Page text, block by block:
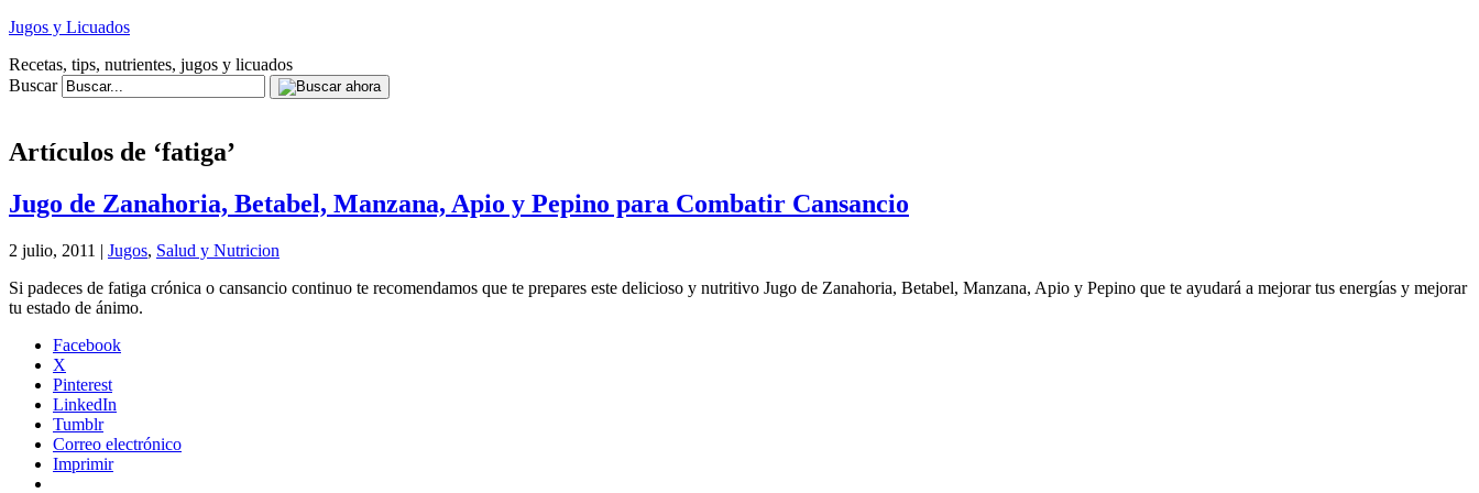
Jugos y Licuados
Recetas, tips, nutrientes, jugos y licuados
Buscar
Artículos de ‘fatiga’
Jugo de Zanahoria, Betabel, Manzana, Apio y Pepino para Combatir Cansancio
2 julio, 2011 | Jugos, Salud y Nutricion
Si padeces de fatiga crónica o cansancio continuo te recomendamos que te prepares este delicioso y nutritivo Jugo de Zanahoria, Betabel, Manzana, Apio y Pepino que te ayudará a mejorar tus energías y mejorar
tu estado de ánimo.
Facebook
X
Pinterest
LinkedIn
Tumblr
Correo electrónico
Imprimir